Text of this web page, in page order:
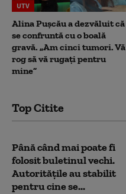
UTV
Alina Pușcău a dezvăluit că
se confruntă cu o boală
gravă. „Am cinci tumori. Vă
rog să vă rugați pentru
mine”
Top Citite
Până când mai poate fi
folosit buletinul vechi.
Autoritățile au stabilit
pentru cine se...